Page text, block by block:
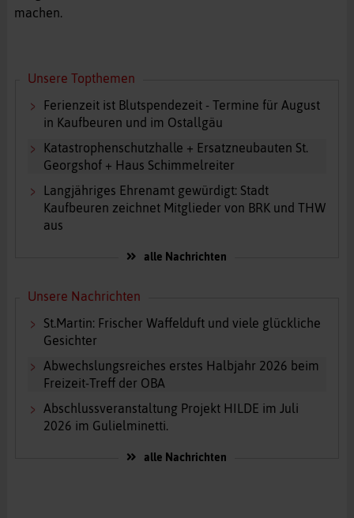
machen.
Unsere Topthemen
Ferienzeit ist Blutspendezeit - Termine für August
in Kaufbeuren und im Ostallgäu
Katastrophenschutzhalle + Ersatzneubauten St.
Georgshof + Haus Schimmelreiter
Langjähriges Ehrenamt gewürdigt: Stadt
Kaufbeuren zeichnet Mitglieder von BRK und THW
aus
alle Nachrichten
Unsere Nachrichten
St.Martin: Frischer Waffelduft und viele glückliche
Gesichter
Abwechslungsreiches erstes Halbjahr 2026 beim
Freizeit-Treff der OBA
Abschlussveranstaltung Projekt HILDE im Juli
2026 im Gulielminetti.
alle Nachrichten